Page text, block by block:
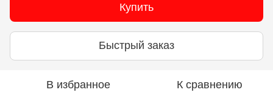
Купить
Быстрый заказ
В избранное К сравнению